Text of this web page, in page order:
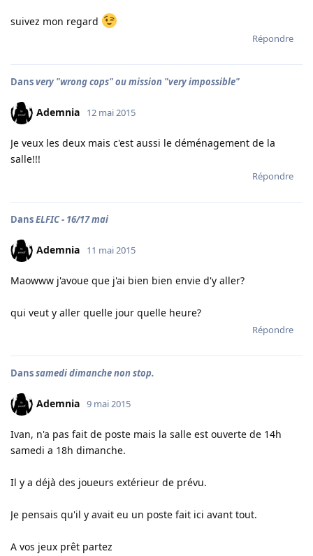
suivez mon regard
Répondre
Dansvery "wrong cops" ou mission "very impossible"
Ademnia 12 mai 2015
Je veux les deux mais c'est aussi le déménagement de la
salle!!!
Répondre
DansELFIC - 16/17 mai
Ademnia 11 mai 2015
Maowww j'avoue que j'ai bien bien envie d'y aller?
qui veut y aller quelle jour quelle heure?
Répondre
Danssamedi dimanche non stop.
Ademnia 9 mai 2015
Ivan, n'a pas fait de poste mais la salle est ouverte de 14h
samedi a 18h dimanche.
Il y a déjà des joueurs extérieur de prévu.
Je pensais qu'il y avait eu un poste fait ici avant tout.
A vos jeux prêt partez